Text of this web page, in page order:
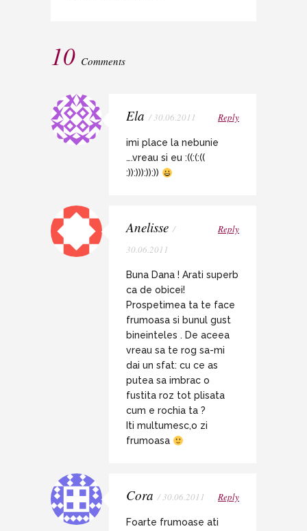
10 Comments
Ela / 30.06.2011 Reply
imi place la nebunie
….vreau si eu :((:(:((
:)):))):)):))
Anelisse /
30.06.2011
Reply
Buna Dana ! Arati superb
ca de obicei!
Prospetimea ta te face
frumoasa si bunul gust
bineinteles . De aceea
vreau sa te rog sa-mi
dai un sfat: cu ce as
putea sa imbrac o
fustita roz tot plisata
cum e rochia ta ?
Iti multumesc,o zi
frumoasa
Cora / 30.06.2011 Reply
Foarte frumoase ati